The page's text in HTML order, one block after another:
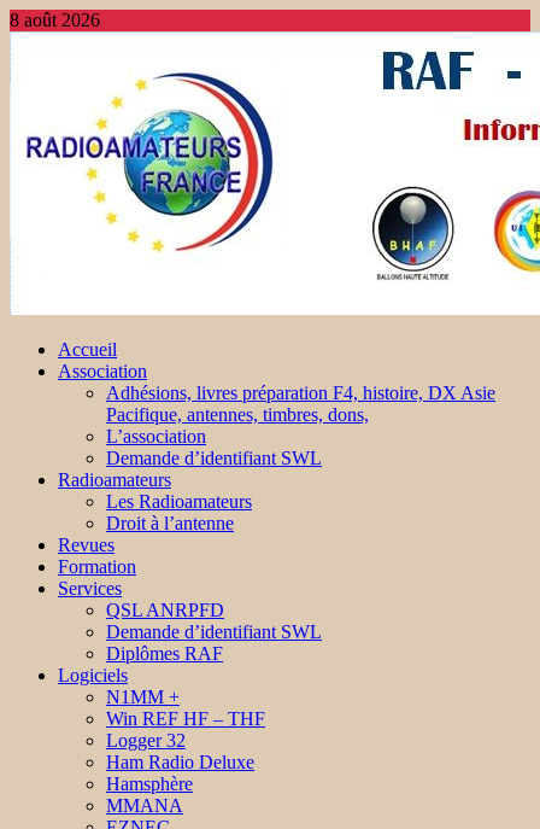
8 août 2026
Accueil
Association
Adhésions, livres préparation F4, histoire, DX Asie
Pacifique, antennes, timbres, dons,
L’association
Demande d’identifiant SWL
Radioamateurs
Les Radioamateurs
Droit à l’antenne
Revues
Formation
Services
QSL ANRPFD
Demande d’identifiant SWL
Diplômes RAF
Logiciels
N1MM +
Win REF HF – THF
Logger 32
Ham Radio Deluxe
Hamsphère
MMANA